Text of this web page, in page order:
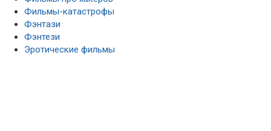
Фильмы-катастрофы
Фэнтази
Фэнтези
Эротические фильмы